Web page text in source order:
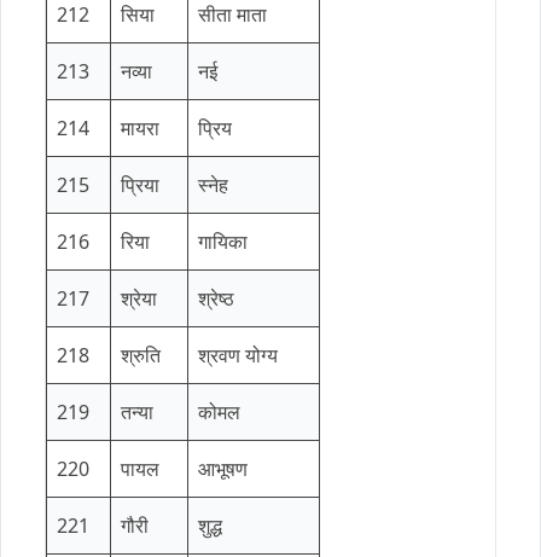
212 सिया सीता माता
213 नव्या नई
214 मायरा प्रिय
215 प्रिया स्नेह
216 रिया गायिका
217 श्रेया श्रेष्ठ
218 श्रुति श्रवण योग्य
219 तन्या कोमल
220 पायल आभूषण
221 गौरी शुद्ध